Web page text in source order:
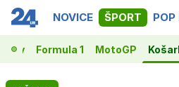
NOVICE ŠPORT POP
Formula 1 MotoGP